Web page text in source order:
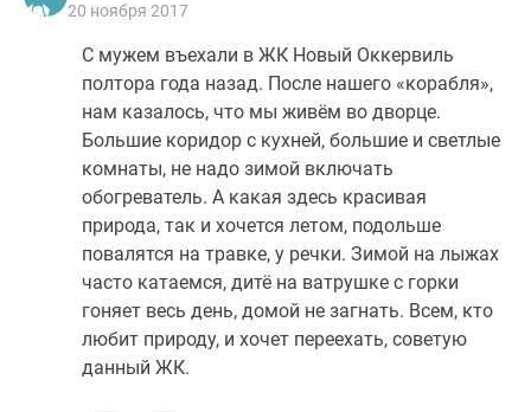
20 ноября 2017
С мужем въехали в ЖК Новый Оккервиль
полтора года назад. После нашего «корабля»,
нам казалось, что мы живём во дворце.
Большие коридор с кухней, большие и светлые
комнаты, не надо зимой включать
обогреватель. А какая здесь красивая
природа, так и хочется летом, подольше
повалятся на травке, у речки. Зимой на лыжах
часто катаемся, дитё на ватрушке с горки
гоняет весь день, домой не загнать. Всем, кто
любит природу, и хочет переехать, советую
данный ЖК.